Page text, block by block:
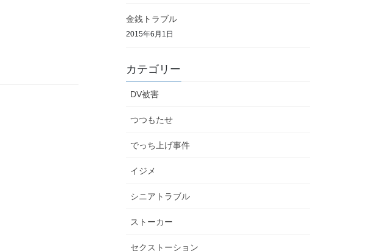
金銭トラブル
2015年6月1日
カテゴリー
DV被害
つつもたせ
でっち上げ事件
イジメ
シニアトラブル
ストーカー
セクストーション